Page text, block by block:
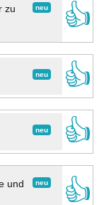
neu
zu
👍
neu
👍
neu
👍
neu
und
👍